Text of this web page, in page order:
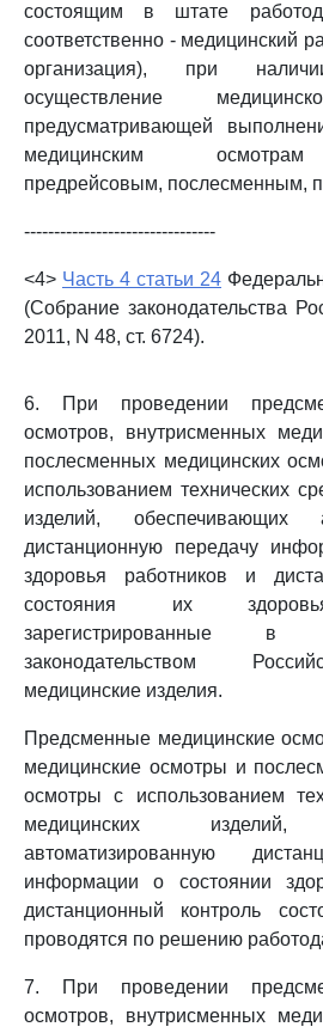
состоящим в штате
соответственно - медицинский
организация), при
осуществление
предусматривающей
медицинским
предрейсовым, послесменным,
--------------------------------
<4> Часть 4 статьи 24
(Собрание законодательства
2011, N 48, ст. 6724).
6. При проведении
осмотров, внутрисменных
послесменных медицинских
использованием технических
изделий, обеспечивающих
дистанционную передачу
здоровья работников и
состояния их
зарегистрированные в
законодательством
медицинские изделия.
Предсменные медицинские
медицинские осмотры и
осмотры с использованием
медицинских изделий,
автоматизированную
информации о состоянии
дистанционный контроль
проводятся по решению
7. При проведении
осмотров, внутрисменных